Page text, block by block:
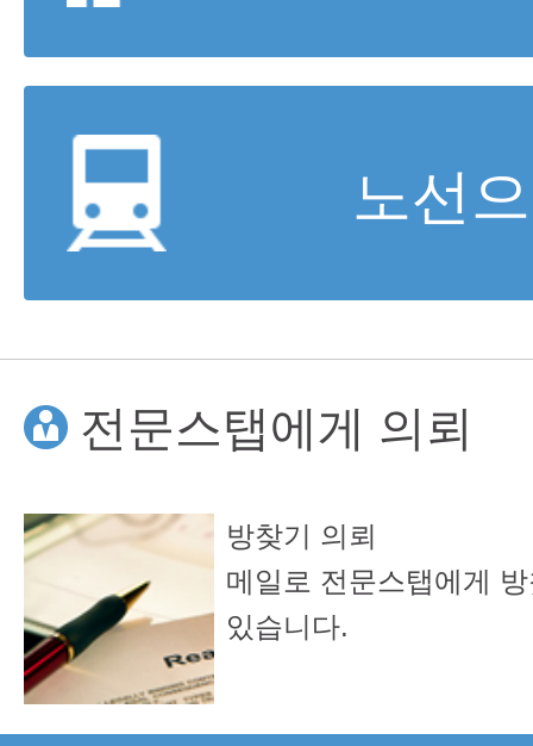
노선
전문스탭에게 의뢰
방찾기 의뢰
메일로 전문스탭에게
있습니다.